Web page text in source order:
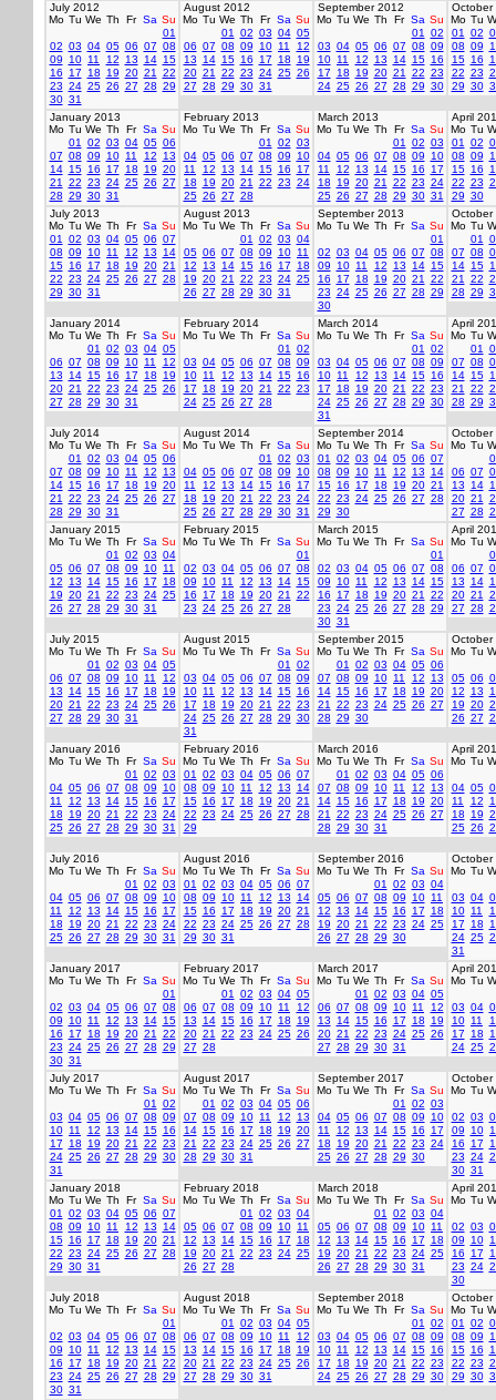
July 2012
Mo Tu We Th Fr Sa Su
01
02 03 04 05 06 07 08
09
10 11 12 13 14 15
16
17 18 19 20 21
22
23 24 25 26 27 28 29
30 31
August 2012
Mo Tu We Th Fr Sa Su
01
02 03 04 05
06 07 08 09 10 11
12
13
14 15 16 17 18
19
20 21 22 23 24 25 26
27 28 29 30 31
September 2012
Mo Tu We Th Fr Sa Su
01
02
03 04 05 06 07 08 09
10 11 12 13 14 15 16
17
18 19 20 21 22 23
24 25 26 27 28 29 30
October
Mo Tu
01
02
08 09
15 16
22 23
29 30
January 2013
Mo Tu We Th Fr Sa Su
01
02 03 04 05 06
07 08 09 10 11 12
13
14 15 16 17 18 19 20
21
22 23 24 25 26 27
28 29 30 31
February 2013
Mo Tu We Th Fr Sa Su
01
02 03
04 05 06 07 08 09
10
11
12 13 14 15 16
17
18
19 20 21 22 23 24
25 26 27 28
March 2013
Mo Tu We Th Fr Sa Su
01
02 03
04 05 06 07 08 09
10
11
12 13 14 15 16
17
18
19 20 21 22 23 24
25 26 27 28 29 30 31
April
Mo Tu
01
02
08 09
15 16
22 23
29 30
July 2013
Mo Tu We Th Fr Sa Su
01
02 03 04 05 06 07
08 09 10 11 12 13
14
15 16 17 18 19 20 21
22 23 24 25 26 27 28
29 30 31
August 2013
Mo Tu We Th Fr Sa Su
01
02 03 04
05 06 07 08 09 10 11
12
13 14 15 16 17
18
19 20 21 22 23 24 25
26 27 28 29 30 31
September 2013
Mo Tu We Th Fr Sa Su
01
02 03 04 05 06 07 08
09
10 11 12 13 14 15
16
17 18 19 20 21
22
23 24 25 26 27 28 29
30
October
Mo Tu
01
07 08
14 15
21
22
28 29
January 2014
Mo Tu We Th Fr Sa Su
01
02 03 04 05
06 07 08 09 10 11
12
13
14 15 16 17 18
19
20 21 22 23 24 25 26
27 28 29 30 31
February 2014
Mo Tu We Th Fr Sa Su
01
02
03 04 05 06 07 08 09
10 11 12 13 14 15 16
17
18 19 20 21 22 23
24 25 26 27 28
March 2014
Mo Tu We Th Fr Sa Su
01
02
03 04 05 06 07 08 09
10 11 12 13 14 15 16
17
18 19 20 21 22 23
24 25 26 27 28 29 30
31
April
Mo Tu
01
07 08
14 15
21
22
28 29
July 2014
Mo Tu We Th Fr Sa Su
01
02 03 04 05 06
07 08 09 10 11 12
13
14 15 16 17 18 19 20
21
22 23 24 25 26 27
28 29 30 31
August 2014
Mo Tu We Th Fr Sa Su
01
02 03
04 05 06 07 08 09
10
11
12 13 14 15 16
17
18
19 20 21 22 23 24
25 26 27 28 29 30 31
September 2014
Mo Tu We Th Fr Sa Su
01
02 03 04 05 06 07
08 09 10 11 12 13
14
15 16 17 18 19 20 21
22 23 24 25 26 27 28
29 30
October
Mo Tu
06 07
13
14
20 21
27 28
January 2015
Mo Tu We Th Fr Sa Su
01
02 03 04
05 06 07 08 09 10 11
12
13 14 15 16 17
18
19 20 21 22 23 24 25
26 27 28 29 30 31
February 2015
Mo Tu We Th Fr Sa Su
01
02 03 04 05 06 07 08
09
10 11 12 13 14 15
16
17 18 19 20 21
22
23 24 25 26 27 28
March 2015
Mo Tu We Th Fr Sa Su
01
02 03 04 05 06 07 08
09
10 11 12 13 14 15
16
17 18 19 20 21
22
23 24 25 26 27 28 29
30 31
April
Mo Tu
06 07
13
14
20 21
27 28
July 2015
Mo Tu We Th Fr Sa Su
01
02 03 04 05
06 07 08 09 10 11
12
13
14 15 16 17 18
19
20 21 22 23 24 25 26
27 28 29 30 31
August 2015
Mo Tu We Th Fr Sa Su
01
02
03 04 05 06 07 08 09
10 11 12 13 14 15 16
17
18 19 20 21 22 23
24 25 26 27 28 29 30
31
September 2015
Mo Tu We Th Fr Sa Su
01
02 03 04 05 06
07 08 09 10 11 12
13
14 15 16 17 18 19 20
21
22 23 24 25 26 27
28 29 30
October
Mo Tu
05 06
12
13
19 20
26 27
January 2016
Mo Tu We Th Fr Sa Su
01
02 03
04 05 06 07 08 09
10
11
12 13 14 15 16
17
18
19 20 21 22 23 24
25 26 27 28 29 30 31
February 2016
Mo Tu We Th Fr Sa Su
01
02 03 04 05 06 07
08 09 10 11 12 13
14
15 16 17 18 19 20 21
22 23 24 25 26 27 28
29
March 2016
Mo Tu We Th Fr Sa Su
01
02 03 04 05 06
07 08 09 10 11 12
13
14 15 16 17 18 19 20
21
22 23 24 25 26 27
28 29 30 31
April
Mo Tu
04 05
11
12
18
19
25 26
July 2016
Mo Tu We Th Fr Sa Su
01
02 03
04 05 06 07 08 09
10
11
12 13 14 15 16
17
18
19 20 21 22 23 24
25 26 27 28 29 30 31
August 2016
Mo Tu We Th Fr Sa Su
01
02 03 04 05 06 07
08 09 10 11 12 13
14
15 16 17 18 19 20 21
22 23 24 25 26 27 28
29 30 31
September 2016
Mo Tu We Th Fr Sa Su
01
02 03 04
05 06 07 08 09 10 11
12
13 14 15 16 17
18
19 20 21 22 23 24 25
26 27 28 29 30
October
Mo Tu
03 04
10 11
17
18
24 25
31
January 2017
Mo Tu We Th Fr Sa Su
01
02 03 04 05 06 07 08
09
10 11 12 13 14 15
16
17 18 19 20 21
22
23 24 25 26 27 28 29
30 31
February 2017
Mo Tu We Th Fr Sa Su
01
02 03 04 05
06 07 08 09 10 11
12
13
14 15 16 17 18
19
20 21 22 23 24 25 26
27 28
March 2017
Mo Tu We Th Fr Sa Su
01
02 03 04 05
06 07 08 09 10 11
12
13
14 15 16 17 18
19
20 21 22 23 24 25 26
27 28 29 30 31
April
Mo Tu
03 04
10 11
17
18
24 25
July 2017
Mo Tu We Th Fr Sa Su
01
02
03 04 05 06 07 08 09
10 11 12 13 14 15 16
17
18 19 20 21 22 23
24 25 26 27 28 29 30
31
August 2017
Mo Tu We Th Fr Sa Su
01
02 03 04 05 06
07 08 09 10 11 12
13
14 15 16 17 18 19 20
21
22 23 24 25 26 27
28 29 30 31
September 2017
Mo Tu We Th Fr Sa Su
01
02 03
04 05 06 07 08 09
10
11
12 13 14 15 16
17
18
19 20 21 22 23 24
25 26 27 28 29 30
October
Mo Tu
02 03
09
10
16
17
23 24
30 31
January 2018
Mo Tu We Th Fr Sa Su
01
02 03 04 05 06 07
08 09 10 11 12 13
14
15 16 17 18 19 20 21
22 23 24 25 26 27 28
29 30 31
February 2018
Mo Tu We Th Fr Sa Su
01
02 03 04
05 06 07 08 09 10 11
12
13 14 15 16 17
18
19 20 21 22 23 24 25
26 27 28
March 2018
Mo Tu We Th Fr Sa Su
01
02 03 04
05 06 07 08 09 10 11
12
13 14 15 16 17
18
19 20 21 22 23 24 25
26 27 28 29 30 31
April
Mo Tu
02 03
09
10
16
17
23 24
30
July 2018
Mo Tu We Th Fr Sa Su
01
02 03 04 05 06 07 08
09
10 11 12 13 14 15
16
17 18 19 20 21
22
23 24 25 26 27 28 29
30 31
August 2018
Mo Tu We Th Fr Sa Su
01
02 03 04 05
06 07 08 09 10 11
12
13
14 15 16 17 18
19
20 21 22 23 24 25 26
27 28 29 30 31
September 2018
Mo Tu We Th Fr Sa Su
01
02
03 04 05 06 07 08 09
10 11 12 13 14 15 16
17
18 19 20 21 22 23
24 25 26 27 28 29 30
October
Mo Tu
01
02
08 09
15 16
22 23
29 30